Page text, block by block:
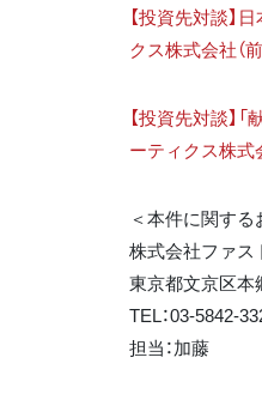
【投資先対談
クス株式会社（前
【投資先対談
ーティクス株式
＜本件に関する
株式会社ファ
東京都文京区
TEL：03-5842-
担当：加藤